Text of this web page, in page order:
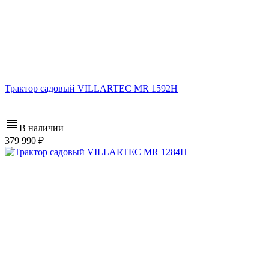
Трактор садовый VILLARTEC MR 1592H
В наличии
379 990